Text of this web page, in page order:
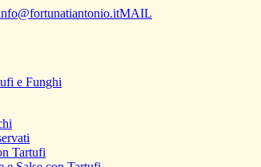
MAIL
Tartufi